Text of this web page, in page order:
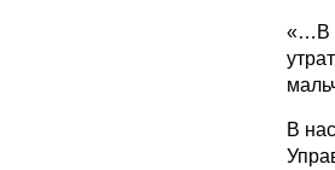
«…В
В